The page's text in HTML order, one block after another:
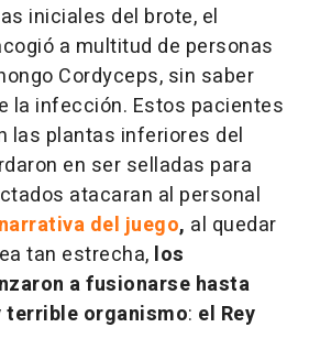
iniciales del brote, el
a multitud de personas
Cordyceps, sin saber
la infección. Estos pacientes
las plantas inferiores del
en ser selladas para
atacaran al personal
narrativa del juego, al quedar
tan estrecha, los
a fusionarse hasta
terrible organismo: el Rey